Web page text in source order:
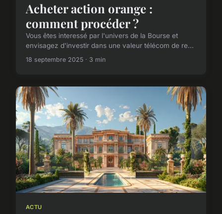
Acheter action orange :
comment procéder ?
Vous êtes interessé par l'univers de la Bourse et
envisagez d'investir dans une valeur télécom de re...
18 septembre 2025 · 3 min
ACTU